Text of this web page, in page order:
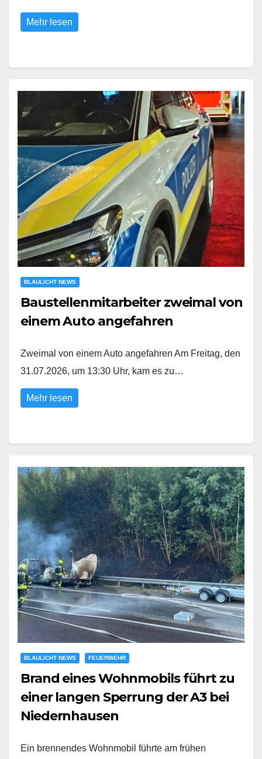
Mehr lesen
BLAULICHT NEWS
Baustellenmitarbeiter zweimal von
einem Auto angefahren
Zweimal von einem Auto angefahren Am Freitag, den
31.07.2026, um 13:30 Uhr, kam es zu…
Mehr lesen
BLAULICHT NEWS FEUERWEHR
Brand eines Wohnmobils führt zu
einer langen Sperrung der A3 bei
Niedernhausen
Ein brennendes Wohnmobil führte am frühen